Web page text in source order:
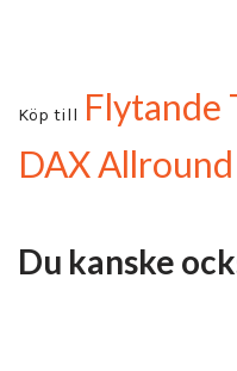
Köp till Flytande
DAX
Du kanske